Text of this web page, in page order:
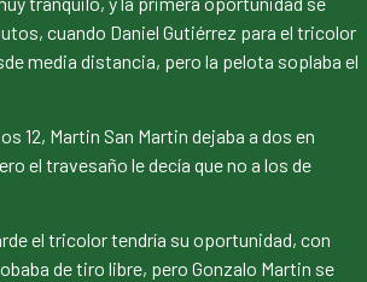
cuando Daniel Gutiérrez para el tricolor
media distancia, pero la pelota soplaba el
12, Martin San Martin dejaba a dos en
el travesaño le decía que no a los de
el tricolor tendría su oportunidad, con
de tiro libre, pero Gonzalo Martin se